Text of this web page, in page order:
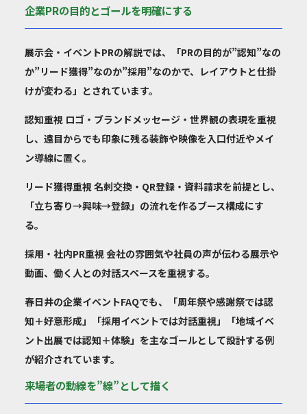
企業PRの目的とゴールを明確にする
展示会・イベントPRの解説では、「PRの目的が”認知”なの
か”リード獲得”なのか”採用”なのかで、レイアウトと仕掛
けが変わる」とされています。
認知重視ロゴ・ブランドメッセージ・世界観の表現を重視
し、遠目からでも印象に残る装飾や映像を入口付近やメイ
ン導線に置く。
リード獲得重視名刺交換・QR登録・資料請求を前提とし、
「立ち寄り→興味→登録」の流れを作るブース構成にす
る。
採用・社内PR重視会社の雰囲気や社員の声が伝わる展示や
動画、働く人との対話スペースを重視する。
春日井の企業イベントFAQでも、「周年祭や感謝祭では認
知＋好意形成」「採用イベントでは対話重視」「地域イベ
ント出展では認知＋体験」を主なゴールとして設計する例
が紹介されています。
来場者の動線を”線”として描く